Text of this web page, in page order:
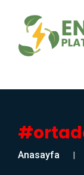
Anasayfa